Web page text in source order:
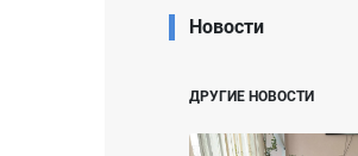
Новости
ДРУГИЕ НОВОСТИ